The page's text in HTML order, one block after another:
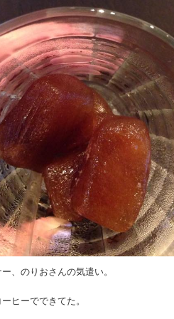
、のりおさんの気遣い。
ヒーでできてた。